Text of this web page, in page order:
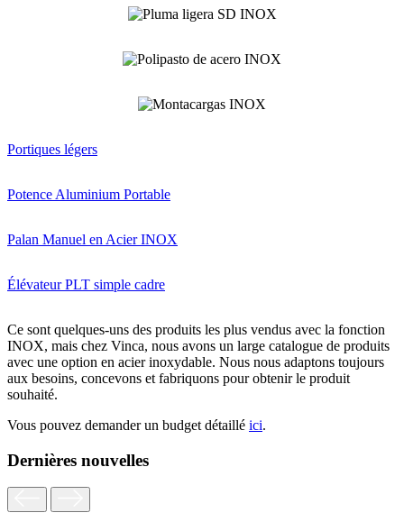
Portiques légers
Potence Aluminium Portable
Palan Manuel en Acier INOX
Élévateur PLT simple cadre
Ce sont quelques-uns des produits les plus vendus avec la fonction
INOX, mais chez Vinca, nous avons un large catalogue de produits
avec une option en acier inoxydable. Nous nous adaptons toujours
aux besoins, concevons et fabriquons pour obtenir le produit
souhaité.
Vous pouvez demander un budget détaillé ici.
Dernières nouvelles